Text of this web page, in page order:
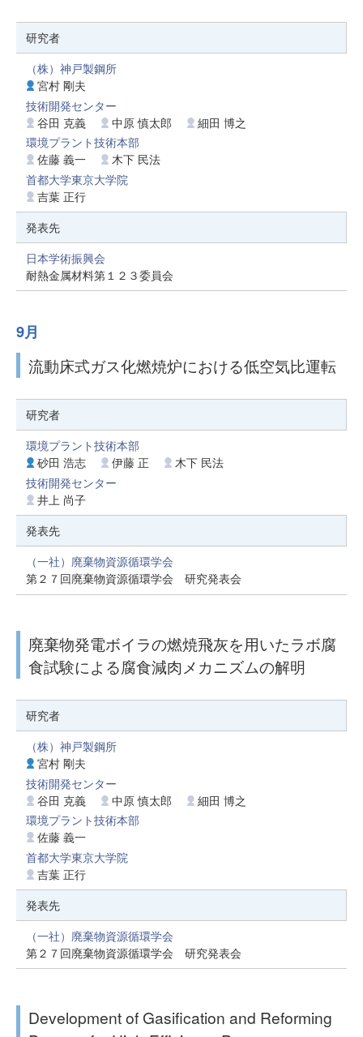
研究者
（株）神戸製鋼所
宮村 剛夫
技術開発センター
谷田 克義
中原 慎太郎
細田 博之
環境プラント技術本部
佐藤 義一
木下 民法
首都大学東京大学院
吉葉 正行
発表先
日本学術振興会
耐熱金属材料第１２３委員会
9月
流動床式ガス化燃焼炉における低空気比運転
研究者
環境プラント技術本部
砂田 浩志
伊藤 正
木下 民法
技術開発センター
井上 尚子
発表先
（一社）廃棄物資源循環学会
第２７回廃棄物資源循環学会 研究発表会
廃棄物発電ボイラの燃焼飛灰を用いたラボ腐
食試験による腐食減肉メカニズムの解明
研究者
（株）神戸製鋼所
宮村 剛夫
技術開発センター
谷田 克義
中原 慎太郎
細田 博之
環境プラント技術本部
佐藤 義一
首都大学東京大学院
吉葉 正行
発表先
（一社）廃棄物資源循環学会
第２７回廃棄物資源循環学会 研究発表会
Development of Gasification and Reforming